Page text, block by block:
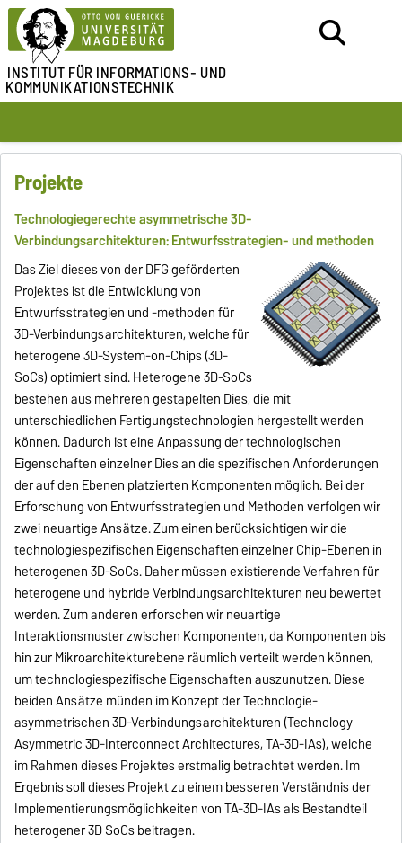
INSTITUT FÜRINFORMATIONS- UND
KOMMUNIKATIONSTECHNIK
Projekte
Technologiegerechte asymmetrische 3D-
Verbindungsarchitekturen: Entwurfsstrategien- und methoden
Das Ziel dieses von der DFG geförderten
Projektes ist die Entwicklung von
Entwurfsstrategien und -methoden für
3D-Verbindungsarchitekturen, welche für
heterogene 3D-System-on-Chips (3D-
SoCs) optimiert sind. Heterogene 3D-SoCs
bestehen aus mehreren gestapelten Dies, die mit
unterschiedlichen Fertigungstechnologien hergestellt werden
können. Dadurch ist eine Anpassung der technologischen
Eigenschaften einzelner Dies an die spezifischen Anforderungen
der auf den Ebenen platzierten Komponenten möglich. Bei der
Erforschung von Entwurfsstrategien und Methoden verfolgen wir
zwei neuartige Ansätze. Zum einen berücksichtigen wir die
technologiespezifischen Eigenschaften einzelner Chip-Ebenen in
heterogenen 3D-SoCs. Daher müssen existierende Verfahren für
heterogene und hybride Verbindungsarchitekturen neu bewertet
werden. Zum anderen erforschen wir neuartige
Interaktionsmuster zwischen Komponenten, da Komponenten bis
hin zur Mikroarchitekturebene räumlich verteilt werden können,
um technologiespezifische Eigenschaften auszunutzen. Diese
beiden Ansätze münden im Konzept der Technologie-
asymmetrischen 3D-Verbindungsarchitekturen (Technology
Asymmetric 3D-Interconnect Architectures, TA-3D-IAs), welche
im Rahmen dieses Projektes erstmalig betrachtet werden. Im
Ergebnis soll dieses Projekt zu einem besseren Verständnis der
Implementierungsmöglichkeiten von TA-3D-IAs als Bestandteil
heterogener 3D SoCs beitragen.